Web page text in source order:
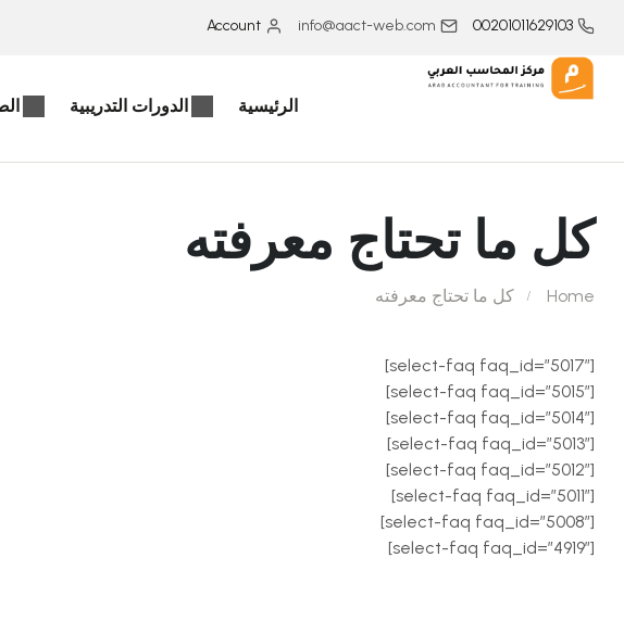
00201011629103
info@aact-web.com
Account
الرئيسية الدورات التدريبية
كل ما تحتاج معرفته
Home كل ما تحتاج معرفته
[select-faq faq_id=”5017″]
[select-faq faq_id=”5015″]
[select-faq faq_id=”5014″]
[select-faq faq_id=”5013″]
[select-faq faq_id=”5012″]
[select-faq faq_id=”5011″]
[select-faq faq_id=”5008″]
[select-faq faq_id=”4919″]